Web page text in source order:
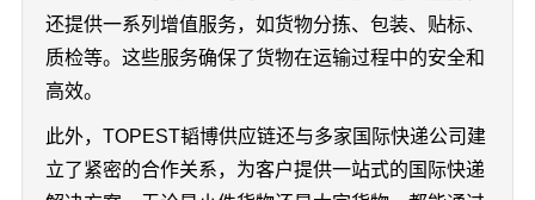
还提供一系列增值服务，如货物分拣、包装、贴标、
质检等。这些服务确保了货物在运输过程中的安全和
高效。
此外，TOPEST韬博供应链还与多家国际快递公司建
立了紧密的合作关系，为客户提供一站式的国际快递